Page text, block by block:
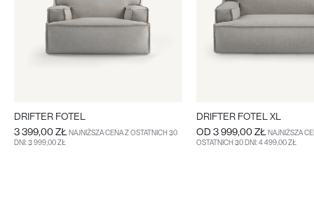
DRIFTER FOTEL
3 399,00 ZŁ NAJNIŻSZA CENA Z OSTATNICH 30
DNI: 3 999,00 ZŁ
DRIFTER FOTEL XL
OD 3 999,00 ZŁ NAJNIŻSZA
OSTATNICH 30 DNI: 4 499,00 ZŁ